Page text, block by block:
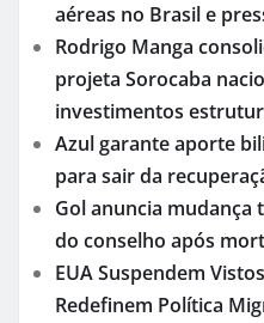
aéreas no Brasil e
Rodrigo Manga
projeta Sorocaba
investimentos
Azul garante aporte
para sair da
Gol anuncia
do conselho após
EUA Suspendem
Redefinem Política